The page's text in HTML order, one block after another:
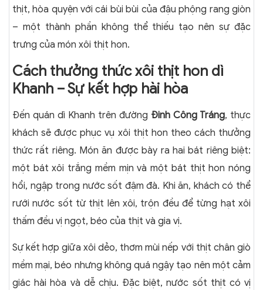
thịt, hòa quyện với cái bùi bùi của đậu phộng rang giòn
– một thành phần không thể thiếu tạo nên sự đặc
trưng của món xôi thịt hon.
Cách thưởng thức xôi thịt hon dì
Khanh – Sự kết hợp hài hòa
Đến quán dì Khanh trên đường Đinh Công Tráng, thực
khách sẽ được phục vụ xôi thịt hon theo cách thưởng
thức rất riêng. Món ăn được bày ra hai bát riêng biệt:
một bát xôi trắng mềm mịn và một bát thịt hon nóng
hổi, ngập trong nước sốt đậm đà. Khi ăn, khách có thể
rưới nước sốt từ thịt lên xôi, trộn đều để từng hạt xôi
thấm đều vị ngọt, béo của thịt và gia vị.
Sự kết hợp giữa xôi dẻo, thơm mùi nếp với thịt chân giò
mềm mại, béo nhưng không quá ngậy tạo nên một cảm
giác hài hòa và dễ chịu. Đặc biệt, nước sốt thịt có vị